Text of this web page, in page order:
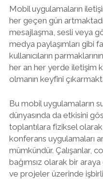
Mobil uygulamaların
her geçen gün
mesajlaşma, sesli veya
medya paylaşımları gibi
kullanıcıların
her an her yerde iletişim
olmanın keyfini
Bu mobil uygulamaların
dünyasında da etkisini
toplantılara fiziksel
konferans uygulamaları
mümkündür. Çalışanlar,
bağımsız olarak bir
ve projeler üzerinde